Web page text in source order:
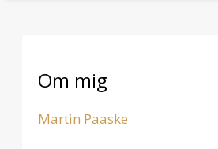
Om mig
Martin Paaske